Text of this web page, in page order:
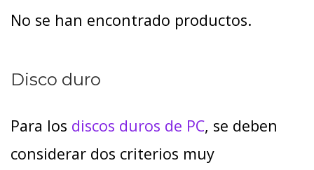
No se han encontrado productos.
Disco duro
Para los discos duros de PC, se deben
considerar dos criterios muy